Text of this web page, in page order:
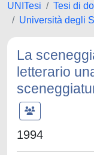
UNITesi
Tesi di
Università degli
La
letterario
1994